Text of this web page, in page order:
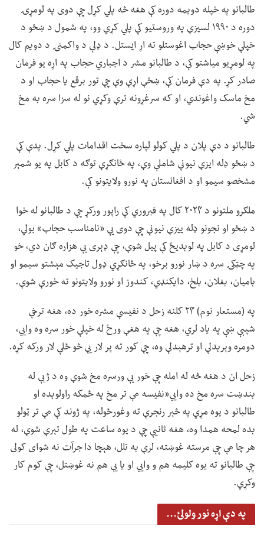
طالبانو په خپله دویمه دوره کې هغه څه پلي کړل چې دوی په لومړۍ
دوره د ۱۹۹۰ لسیزې په وروستیو کې پلي کړي وو، په شمول د ښځو د
خپلې خوښې حجاب اغوستلو ته اړ ایستل. د ډلې د واکمنۍ د دویم کال
په لومړیو میاشتو کې، د طالبانو مشر د اجباري حجاب په اړه یو فرمان
صادر کړ. په دې فرمان کې، ښځې اړې وې چې تور برقع یا حجاب او د
مخ ماسک واغوندي، او که سرغړونه ترې وکړي نو له سزا سره به مخ
شي.
طالبانو د دې پلان د پلي کولو لپاره سخت اقدامات پلي کړل. پدې کې
د ښځو ډله ایزې نیونې شاملې وې، په ځانګړې توګه د کابل په یو شمېر
مشخصو سیمو او د افغانستان په نورو ولایتونو کې.
ملګرو ملتونو د ۲۰۲۴ کال په فبروري کې راپور ورکړ چې د طالبانو له خوا
د ښځو او نجونو ډله ییزې نیونې چې دوی یې «نامناسب حجاب» بولي،
لومړی د کابل په لوېدیځ کې پیل شوې، چې ډېری یې هزاره ګان دي، خو
په چټکۍ سره د ښار نورو برخو، په ځانګړي ډول تاجیک مېشتو سیمو او
بامیان، بغلان، بلخ، دایکنډي، کندوز او نورو ولایتونو ته خورې شوې.
په (مستعار نوم) ۲۴ کلنه زحل د نفیسې مشره خور ده، هغه ترخې
شېبې ښې په یاد لري، هغه چې په هغې ورځ له خپلې خور سره وه وايي،
دومره وېرېدلې او ترهېدلې وه، چې کور ته پر لار یې څو ځلې لار ورکه کړه.
زحل ان د هغه څه له امله چې خور یې ورسره مخ شوې وه د ژبې له
بندښت سره مخ ده وايي«نفیسه مې تر مخ په ځمکه راولوېده او
طالبانو د یوه مړي په څېر رنجرې ته وغورځوله، په ژوند کې مې تر ټولو
بده لمحه همدا وه، هغه ثانیې چې د یوه ساعت په طول تېرې شوې، له
هر چا مې چې مرسته غوښته، لرې به تلل، هېچا دا جرآت نه شوای کولی
چې طالبانو ته یوه کلیمه هم و وايي او یا یې هم نه غوښتل، چې کوم کار
وکړي.
په دې اړه نور ولولئ...